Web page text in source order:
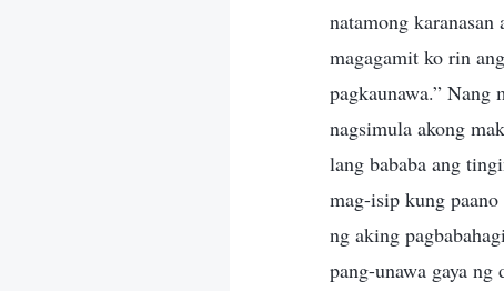
natamong
magagamit ko rin
pagkaunawa.” Nang
nagsimula akong
lang bababa ang
mag-isip kung
ng aking
pang-unawa gaya